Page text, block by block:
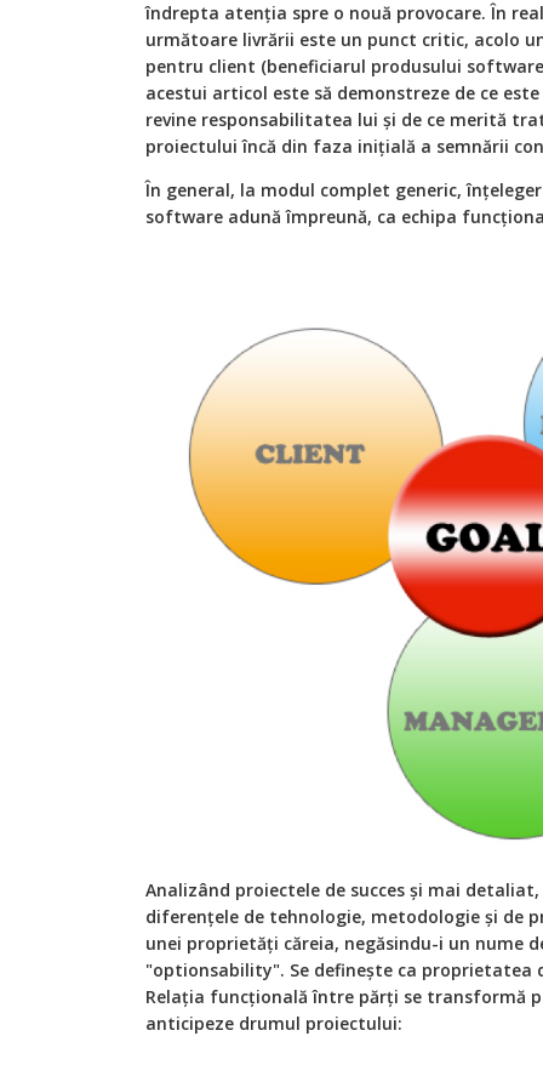
îndrepta atenția spre o nouă provocare. În
următoare livrării este un punct critic, acolo
pentru client (beneficiarul produsului
acestui articol este să demonstreze de ce
revine responsabilitatea lui și de ce merită
proiectului încă din faza inițială a semnării
În general, la modul complet generic,
software adună împreună, ca echipa
Analizând proiectele de succes și mai
diferențele de tehnologie, metodologie și de
unei proprietăți căreia, negăsindu-i un nume
"optionsability". Se definește ca proprietatea
Relația funcțională între părți se transformă
anticipeze drumul proiectului: